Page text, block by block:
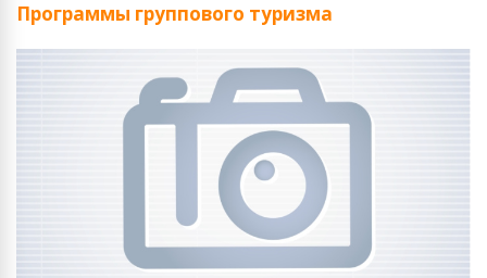
Программы группового туризма